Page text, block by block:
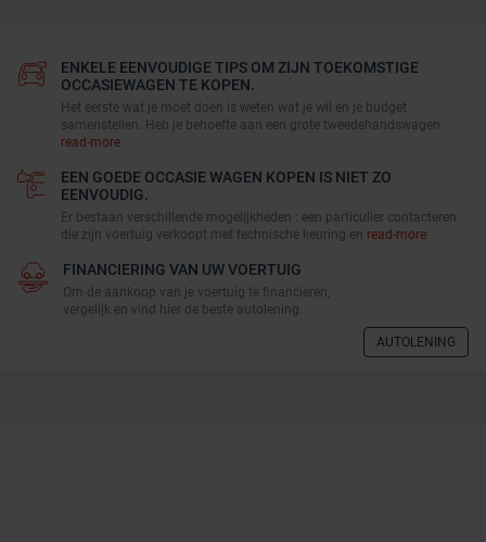
ENKELE EENVOUDIGE TIPS OM ZIJN TOEKOMSTIGE
OCCASIEWAGEN TE KOPEN.
Het eerste wat je moet doen is weten wat je wil en je budget
samenstellen. Heb je behoefte aan een grote tweedehandswagen
read-more
EEN GOEDE OCCASIE WAGEN KOPEN IS NIET ZO
EENVOUDIG.
Er bestaan verschillende mogelijkheden : een particulier contacteren
die zijn voertuig verkoopt met technische keuring en read-more
FINANCIERING VAN UW VOERTUIG
Om de aankoop van je voertuig te financieren,
vergelijk en vind hier de beste autolening.
AUTOLENING